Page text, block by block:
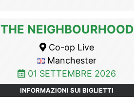
THE NEIGHBOURHOOD
Co-op Live
Manchester
01 SETTEMBRE 2026
INFORMAZIONI SUI BIGLIETTI